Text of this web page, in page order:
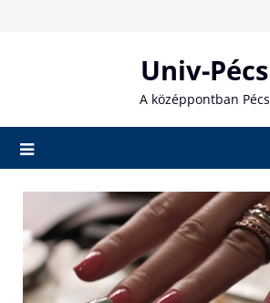
Univ-Pécs
A középpontban Pécs